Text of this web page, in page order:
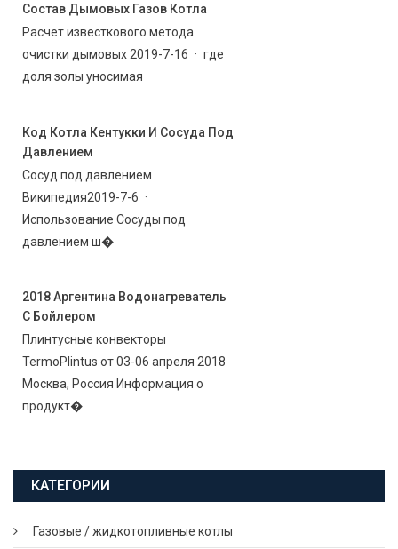
Состав Дымовых Газов Котла
Расчет известкового метода
очистки дымовых 2019-7-16 · где
доля золы уносимая
Код Котла Кентукки И Сосуда Под
Давлением
Сосуд под давлением
Википедия2019-7-6 ·
Использование Сосуды под
давлением ш�
2018 Аргентина Водонагреватель
С Бойлером
Плинтусные конвекторы
TermoPlintus от 03-06 апреля 2018
Москва, Россия Информация о
продукт�
КАТЕГОРИИ
Газовые / жидкотопливные котлы